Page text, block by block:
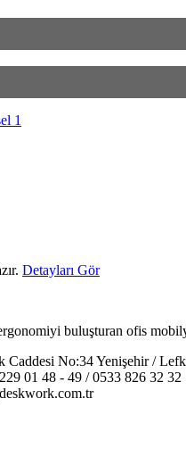
Detayları Gör
buluşturan ofis
Caddesi No:34 Yenişehir /
01 48 - 49 / 0533 826 32 32